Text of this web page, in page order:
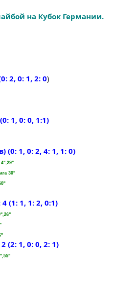
на Кубок Германии.
2, 0: 1, 2: 0)
1, 0: 0, 1:1)
(0: 1, 0: 2, 4: 1, 1: 0)
30"
(1: 1, 1: 2, 0:1)
(2: 1, 0: 0, 2: 1)